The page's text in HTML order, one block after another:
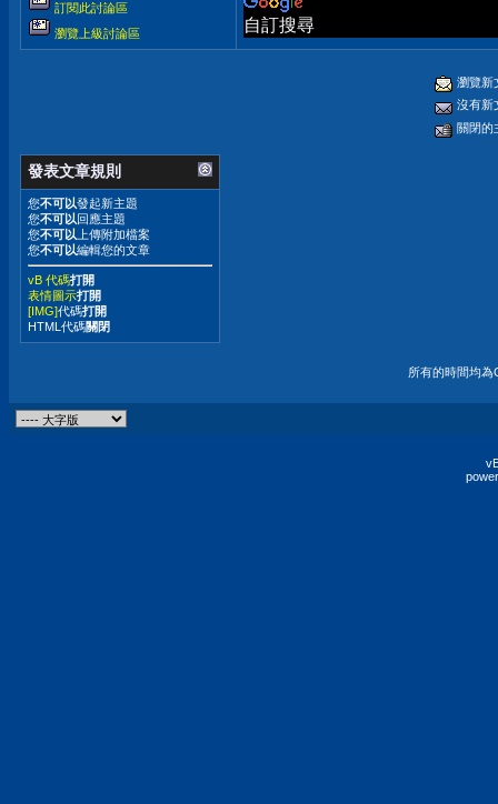
訂閱此討論區
瀏覽上級討論區
自訂搜尋
瀏覽新
沒有新
關閉的
發表文章規則
您不可以發起新主題
您不可以回應主題
您不可以 上傳附加檔案
您不可以編輯您的文章
vB 代碼打開
表情圖示打開
[IMG]代碼打開
HTML代碼關閉
所有的時間均為